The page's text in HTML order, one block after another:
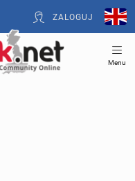
ZALOGUJ
Menu